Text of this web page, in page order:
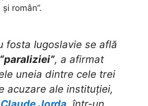
român”.
fosta Iugoslavie se află
, a afirmat
uneia dintre cele trei
acuzare ale instituției,
Claude Jorda , într-un